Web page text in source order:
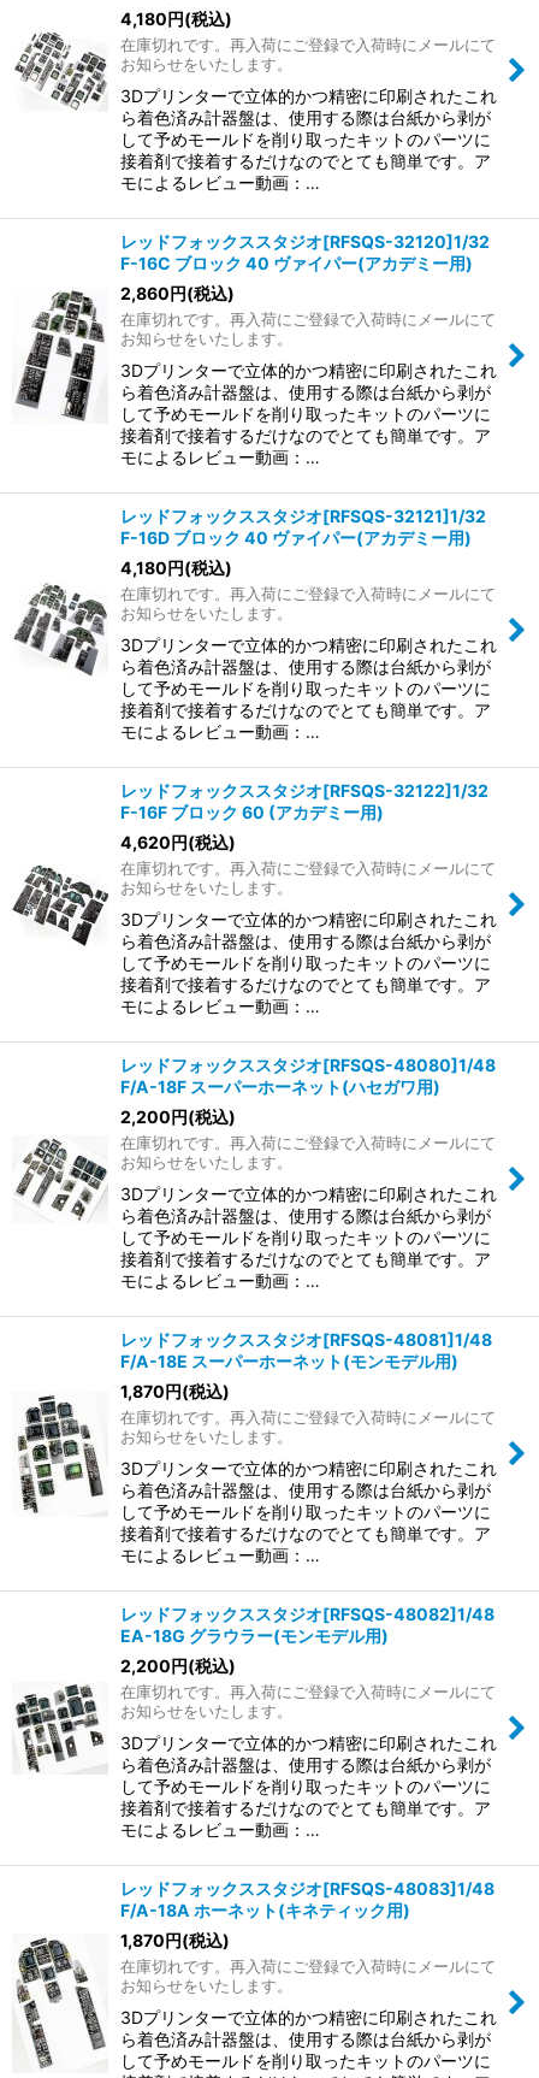
4,180円(税込)
在庫切れです。再入荷にご登録で入荷時にメールにて
お知らせをいたします。
3Dプリンターで立体的かつ精密に印刷されたこれ
ら着色済み計器盤は、使用する際は台紙から剥が
して予めモールドを削り取ったキットのパーツに
接着剤で接着するだけなのでとても簡単です。ア
モによるレビュー動画：…
レッドフォックススタジオ[RFSQS-32120]1/32
F-16C ブロック 40 ヴァイパー(アカデミー用)
2,860円(税込)
在庫切れです。再入荷にご登録で入荷時にメールにて
お知らせをいたします。
3Dプリンターで立体的かつ精密に印刷されたこれ
ら着色済み計器盤は、使用する際は台紙から剥が
して予めモールドを削り取ったキットのパーツに
接着剤で接着するだけなのでとても簡単です。ア
モによるレビュー動画：…
レッドフォックススタジオ[RFSQS-32121]1/32
F-16D ブロック 40 ヴァイパー(アカデミー用)
4,180円(税込)
在庫切れです。再入荷にご登録で入荷時にメールにて
お知らせをいたします。
3Dプリンターで立体的かつ精密に印刷されたこれ
ら着色済み計器盤は、使用する際は台紙から剥が
して予めモールドを削り取ったキットのパーツに
接着剤で接着するだけなのでとても簡単です。ア
モによるレビュー動画：…
レッドフォックススタジオ[RFSQS-32122]1/32
F-16F ブロック 60 (アカデミー用)
4,620円(税込)
在庫切れです。再入荷にご登録で入荷時にメールにて
お知らせをいたします。
3Dプリンターで立体的かつ精密に印刷されたこれ
ら着色済み計器盤は、使用する際は台紙から剥が
して予めモールドを削り取ったキットのパーツに
接着剤で接着するだけなのでとても簡単です。ア
モによるレビュー動画：…
レッドフォックススタジオ[RFSQS-48080]1/48
F/A-18F スーパーホーネット(ハセガワ用)
2,200円(税込)
在庫切れです。再入荷にご登録で入荷時にメールにて
お知らせをいたします。
3Dプリンターで立体的かつ精密に印刷されたこれ
ら着色済み計器盤は、使用する際は台紙から剥が
して予めモールドを削り取ったキットのパーツに
接着剤で接着するだけなのでとても簡単です。ア
モによるレビュー動画：…
レッドフォックススタジオ[RFSQS-48081]1/48
F/A-18E スーパーホーネット(モンモデル用)
1,870円(税込)
在庫切れです。再入荷にご登録で入荷時にメールにて
お知らせをいたします。
3Dプリンターで立体的かつ精密に印刷されたこれ
ら着色済み計器盤は、使用する際は台紙から剥が
して予めモールドを削り取ったキットのパーツに
接着剤で接着するだけなのでとても簡単です。ア
モによるレビュー動画：…
レッドフォックススタジオ[RFSQS-48082]1/48
EA-18G グラウラー(モンモデル用)
2,200円(税込)
在庫切れです。再入荷にご登録で入荷時にメールにて
お知らせをいたします。
3Dプリンターで立体的かつ精密に印刷されたこれ
ら着色済み計器盤は、使用する際は台紙から剥が
して予めモールドを削り取ったキットのパーツに
接着剤で接着するだけなのでとても簡単です。ア
モによるレビュー動画：…
レッドフォックススタジオ[RFSQS-48083]1/48
F/A-18A ホーネット(キネティック用)
1,870円(税込)
在庫切れです。再入荷にご登録で入荷時にメールにて
お知らせをいたします。
3Dプリンターで立体的かつ精密に印刷されたこれ
ら着色済み計器盤は、使用する際は台紙から剥が
して予めモールドを削り取ったキットのパーツに